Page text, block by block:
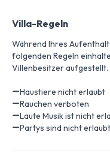
Villa-Regeln
Während Ihres
folgenden Regeln
Villenbesitzer aufgestellt.
Haustiere nicht erlaubt
Rauchen verboten
Laute Musik ist nicht
Partys sind nicht erlaubt